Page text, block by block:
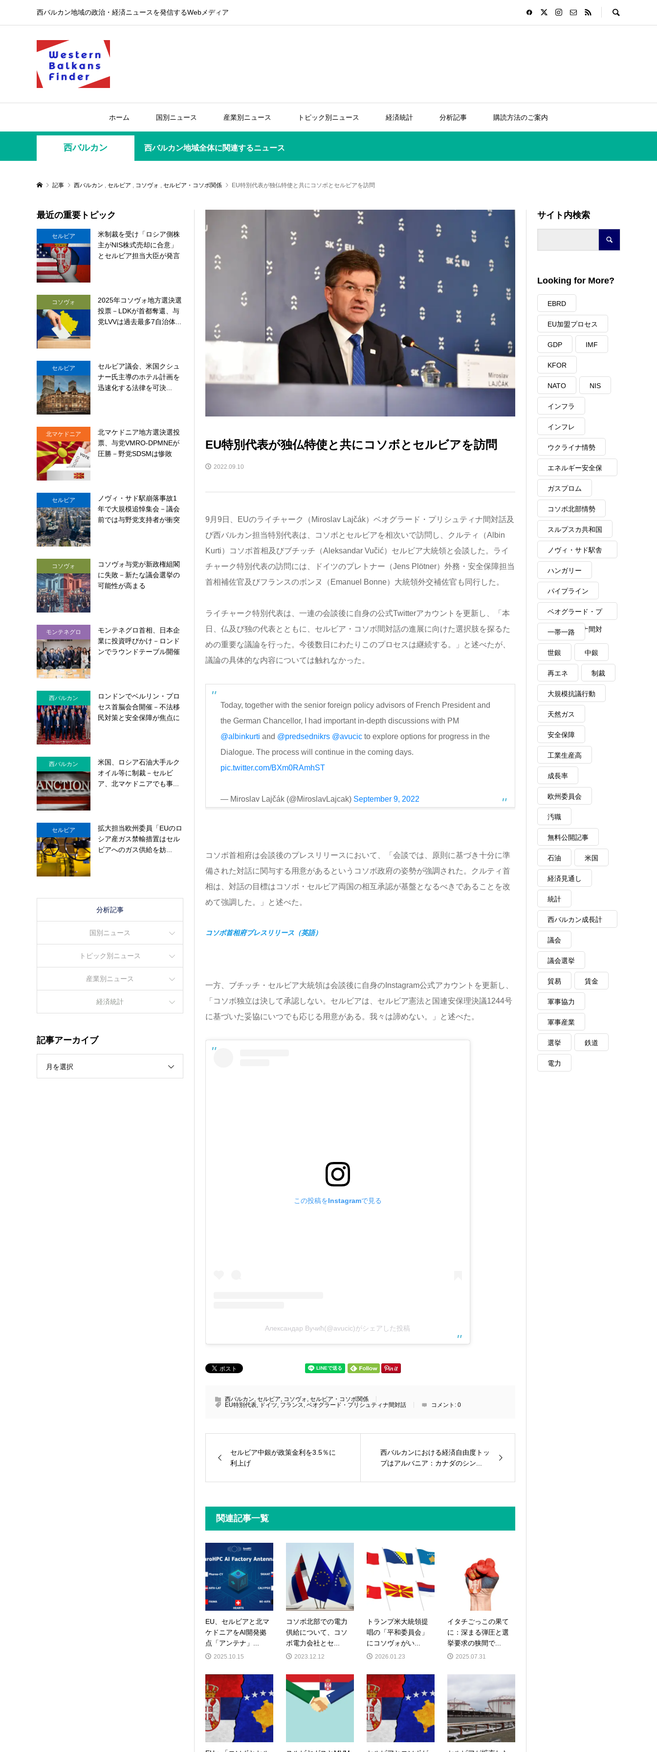
西バルカン地域の政治・経済ニュースを発信するWebメディア
ホーム 国別ニュース 産業別ニュース トピック別ニュース 経済統計 分析記事 購読方法のご案内
西バルカン 西バルカン地域全体に関連するニュース
記事 西バルカン セルビア コソヴォ セルビア・コソボ関係 EU特別代表が独仏特使と共にコソボとセルビアを訪問
EU特別代表が独仏特使と共にコソボとセルビアを訪問
2022.09.10
9月9日、EUのライチャーク（Miroslav Lajčák）ベオグラード・プリシュティナ間対話及
び西バルカン担当特別代表は、コソボとセルビアを相次いで訪問し、クルティ（Albin
Kurti）コソボ首相及びブチッチ（Aleksandar Vučić）セルビア大統領と会談した。ライ
チャーク特別代表の訪問には、ドイツのプレトナー（Jens Plötner）外務・安全保障担当
首相補佐官及びフランスのボンヌ（Emanuel Bonne）大統領外交補佐官も同行した。
ライチャーク特別代表は、一連の会談後に自身の公式Twitterアカウントを更新し、「本
日、仏及び独の代表とともに、セルビア・コソボ間対話の進展に向けた選択肢を探るた
めの重要な議論を行った。今後数日にわたりこのプロセスは継続する。」と述べたが、
議論の具体的な内容については触れなかった。
Today, together with the senior foreign policy advisors of French President and
the German Chancellor, I had important in-depth discussions with PM
@albinkurti and @predsednikrs @avucicto explore options for progress in the
Dialogue. The process will continue in the coming days.
pic.twitter.com/BXm0RAmhST
— Miroslav Lajčák (@MiroslavLajcak) September 9, 2022
コソボ首相府は会談後のプレスリリースにおいて、「会談では、原則に基づき十分に準
備された対話に関与する用意があるというコソボ政府の姿勢が強調された。クルティ首
相は、対話の目標はコソボ・セルビア両国の相互承認が基盤となるべきであることを改
めて強調した。」と述べた。
コソボ首相府プレスリリース（英語）
一方、ブチッチ・セルビア大統領は会談後に自身のInstagram公式アカウントを更新し、
「コソボ独立は決して承認しない。セルビアは、セルビア憲法と国連安保理決議1244号
に基づいた妥協にいつでも応じる用意がある。我々は諦めない。」と述べた。
この投稿をInstagramで見る
Александар Вучић(@avucic)がシェアした投稿
西バルカン, セルビア, コソヴォ , セルビア・コソボ関係
EU特別代表, ドイツ, フランス, ベオグラード・プリシュティナ間対話 コメント: 0
セルビア中銀が政策金利を3.5％に
利上げ
西バルカンにおける経済自由度トッ
プはアルバニア：カナダのシン...
関連記事一覧
EU、セルビアと北マ
ケドニアをAI開発拠
点「アンテナ」...
2025.10.15
コソボ北部での電力
供給について、コソ
ボ電力会社とセ...
2023.12.12
トランプ米大統領提
唱の「平和委員会」
にコソヴォがい...
2026.01.23
イタチごっこの果て
に：深まる弾圧と選
挙要求の狭間で...
2025.07.31
最近の重要トピック
セルビア
米制裁を受け「ロシア側株
主がNIS株式売却に合意」
とセルビア担当大臣が発言
コソヴォ
2025年コソヴォ地方選決選
投票－LDKが首都奪還、与
党LVVは過去最多7自治体...
セルビア
セルビア議会、米国クシュ
ナー氏主導のホテル計画を
迅速化する法律を可決...
北マケドニア
北マケドニア地方選決選投
票、与党VMRO-DPMNEが
圧勝－野党SDSMは惨敗
セルビア
ノヴィ・サド駅崩落事故1
年で大規模追悼集会－議会
前では与野党支持者が衝突
コソヴォ
コソヴォ与党が新政権組閣
に失敗－新たな議会選挙の
可能性が高まる
モンテネグロ
モンテネグロ首相、日本企
業に投資呼びかけ－ロンド
ンでラウンドテーブル開催
西バルカン
ロンドンでベルリン・プロ
セス首脳会合開催－不法移
民対策と安全保障が焦点に
西バルカン
米国、ロシア石油大手ルク
オイル等に制裁－セルビ
ア、北マケドニアでも事...
セルビア
拡大担当欧州委員「EUのロ
シア産ガス禁輸措置はセル
ビアへのガス供給を妨...
分析記事
国別ニュース
トピック別ニュース
産業別ニュース
経済統計
記事アーカイブ
月を選択
サイト内検索
Looking for More?
EBRD
EU加盟プロセス
GDP IMF
KFOR
NATO NIS
インフラ
インフレ
ウクライナ情勢
エネルギー安全保
障
ガスプロム
コソボ北部情勢
スルプスカ共和国
ノヴィ・サド駅舎
崩落事故
ハンガリー
パイプライン
ベオグラード・プ
リシュティナ間対
話
一帯一路
世銀 中銀
再エネ 制裁
大規模抗議行動
天然ガス
安全保障
工業生産高
成長率
欧州委員会
汚職
無料公開記事
石油 米国
経済見通し
統計
西バルカン成長計
画
議会
議会選挙
貿易 賃金
軍事協力
軍事産業
選挙 鉄道
電力